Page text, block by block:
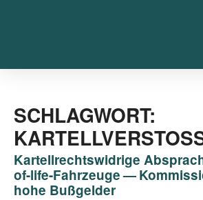
SCHLAGWORT:
KARTELLVERSTOSS
Kartellrechtswidrige
of-life-Fahrzeuge —
hohe Bußgelder